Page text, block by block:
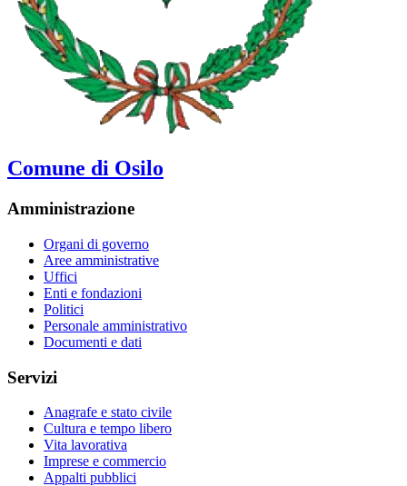
Comune di Osilo
Amministrazione
Organi di governo
Aree amministrative
Uffici
Enti e fondazioni
Politici
Personale amministrativo
Documenti e dati
Servizi
Anagrafe e stato civile
Cultura e tempo libero
Vita lavorativa
Imprese e commercio
Appalti pubblici